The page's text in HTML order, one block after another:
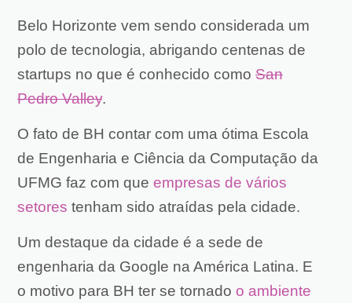
Belo Horizonte vem sendo considerada um
polo de tecnologia, abrigando centenas de
startups no que é conhecido como San
Pedro Valley.
O fato de BH contar com uma ótima Escola
de Engenharia e Ciência da Computação da
UFMG faz com que empresas de vários
setores tenham sido atraídas pela cidade.
Um destaque da cidade é a sede de
engenharia da Google na América Latina. E
o motivo para BH ter se tornado o ambiente